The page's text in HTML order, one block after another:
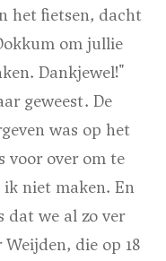
het fietsen, dacht
om jullie
Dankjewel!"
geweest. De
was op het
voor over om te
niet maken. En
dat we al zo ver
Weijden, die op 18